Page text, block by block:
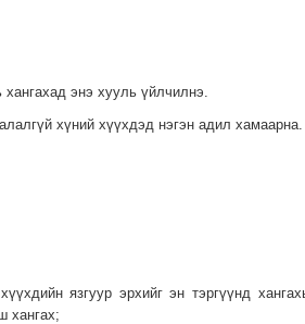
энэ хууль үйлчилнэ.
хүний хүүхдэд нэгэн адил хамаарна.
язгуур эрхийг эн тэргүүнд
хангах;